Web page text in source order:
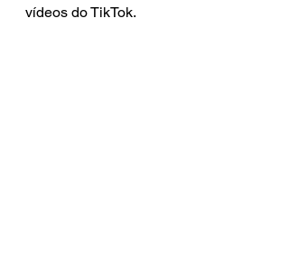
vídeos do TikTok.